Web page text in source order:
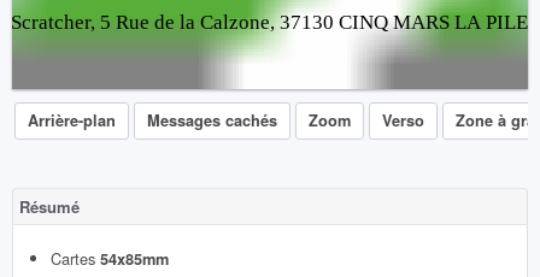
Scratcher, 5 Rue de la Calzone, 37130 CINQ MARS LA PILE
Arrière-plan Messages cachés Zoom Verso Zone à
Résumé
Cartes 54x85mm